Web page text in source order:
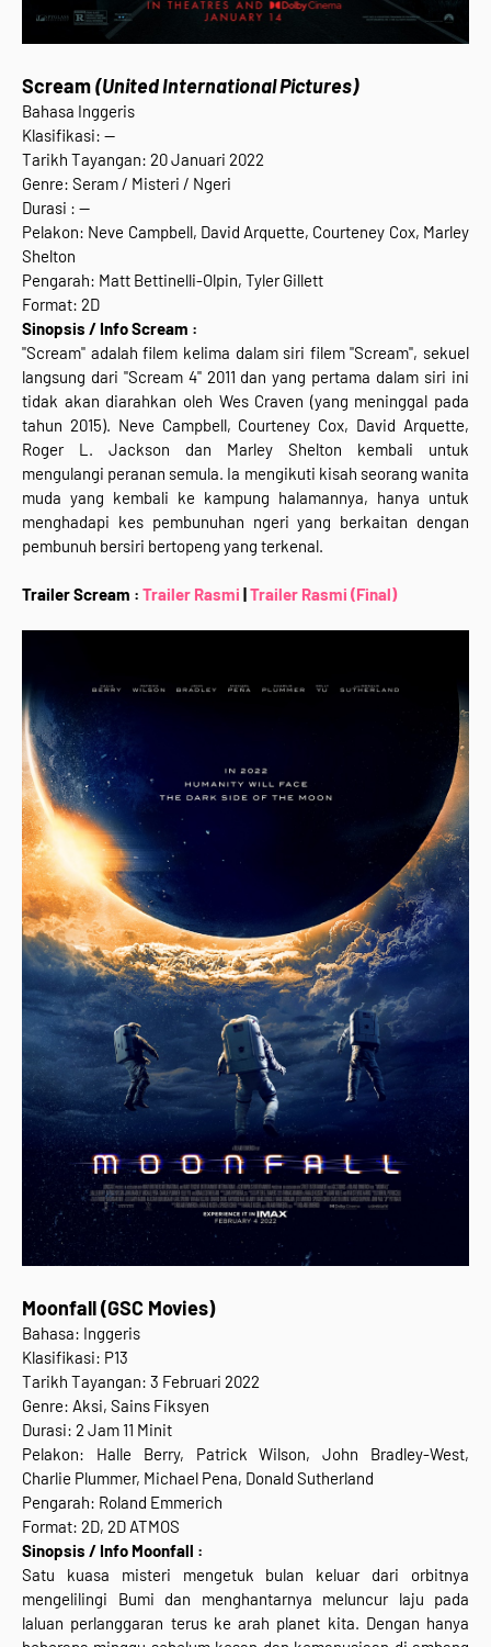
Scream(United International Pictures)
Bahasa Inggeris
Klasifikasi: --
Tarikh Tayangan: 20 Januari 2022
Genre: Seram / Misteri / Ngeri
Durasi : --
Pelakon: Neve Campbell, David Arquette, Courteney Cox, Marley
Shelton
Pengarah: Matt Bettinelli-Olpin, Tyler Gillett
Format: 2D
Sinopsis / Info Scream :
"Scream" adalah filem kelima dalam siri filem "Scream", sekuel
langsung dari "Scream 4" 2011 dan yang pertama dalam siri ini
tidak akan diarahkan oleh Wes Craven (yang meninggal pada
tahun 2015). Neve Campbell, Courteney Cox, David Arquette,
Roger L. Jackson dan Marley Shelton kembali untuk
mengulangi peranan semula. Ia mengikuti kisah seorang wanita
muda yang kembali ke kampung halamannya, hanya untuk
menghadapi kes pembunuhan ngeri yang berkaitan dengan
pembunuh bersiri bertopeng yang terkenal.
Trailer Scream : Trailer Rasmi Trailer Rasmi (Final)
Moonfall (GSC Movies)
Bahasa: Inggeris
Klasifikasi: P13
Tarikh Tayangan: 3 Februari 2022
Genre: Aksi, Sains Fiksyen
Durasi: 2 Jam 11 Minit
Pelakon: Halle Berry, Patrick Wilson, John Bradley-West,
Charlie Plummer, Michael Pena, Donald Sutherland
Pengarah: Roland Emmerich
Format: 2D, 2D ATMOS
Sinopsis / Info Moonfall :
Satu kuasa misteri mengetuk bulan keluar dari orbitnya
mengelilingi Bumi dan menghantarnya meluncur laju pada
laluan perlanggaran terus ke arah planet kita. Dengan hanya